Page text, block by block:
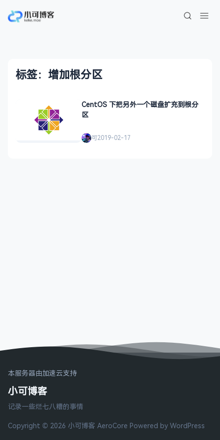
标签：增加根分区
CentOS 下把另外一个磁盘扩充到根分
区
可2019-02-17
本服务器由加速云支持
小可博客
记录一些烂七八糟的事情
Copyright © 2026 小可博客 AeroCore Powered by WordPress